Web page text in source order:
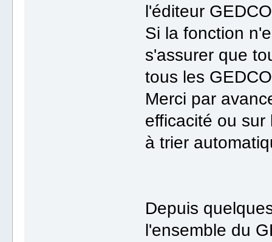
l'éditeur
Si la fonction
s'assurer que
tous les
Merci par
efficacité ou
à trier
Depuis
l'ensemble du